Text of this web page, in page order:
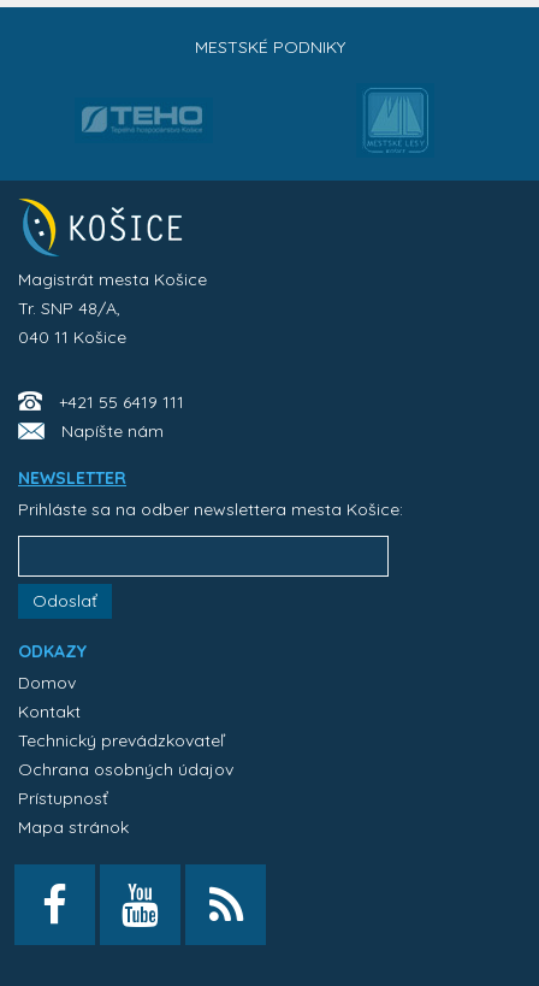
MESTSKÉ PODNIKY
Magistrát mesta Košice
Tr. SNP 48/A,
040 11 Košice
+421 55 6419 111
Napíšte nám
NEWSLETTER
Prihláste sa na odber newslettera mesta Košice:
Odoslať
ODKAZY
Domov
Kontakt
Technický prevádzkovateľ
Ochrana osobných údajov
Prístupnosť
Mapa stránok